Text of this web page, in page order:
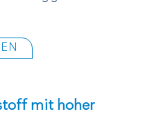
mit hoher